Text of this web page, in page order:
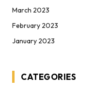
March 2023
February 2023
January 2023
CATEGORIES